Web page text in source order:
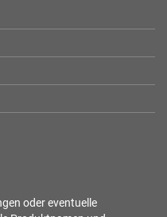
oder eventuelle